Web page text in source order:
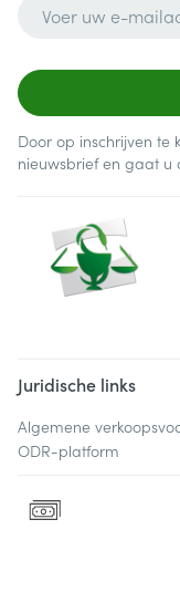
Door op inschrijven te
nieuwsbrief en gaat u
Juridische links
Algemene
ODR-platform